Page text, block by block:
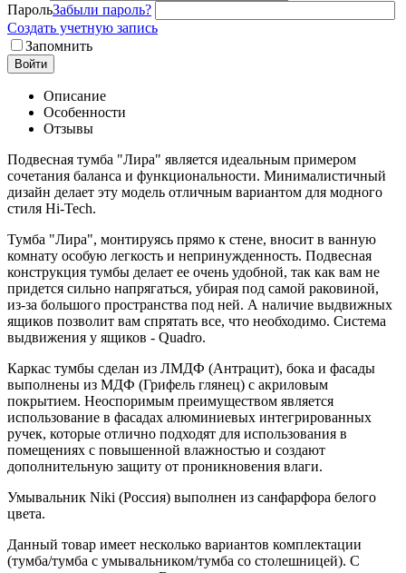
ПарольЗабыли пароль?
Создать учетную запись
Запомнить
Войти
Описание
Особенности
Отзывы
Подвесная тумба "Лира" является идеальным примером
сочетания баланса и функциональности. Минималистичный
дизайн делает эту модель отличным вариантом для модного
стиля Hi-Tech.
Тумба "Лира", монтируясь прямо к стене, вносит в ванную
комнату особую легкость и непринужденность. Подвесная
конструкция тумбы делает ее очень удобной, так как вам не
придется сильно напрягаться, убирая под самой раковиной,
из-за большого пространства под ней. А наличие выдвижных
ящиков позволит вам спрятать все, что необходимо. Система
выдвижения у ящиков - Quadro.
Каркас тумбы сделан из ЛМДФ (Антрацит), бока и фасады
выполнены из МДФ (Грифель глянец) с акриловым
покрытием. Неоспоримым преимуществом является
использование в фасадах алюминиевых интегрированных
ручек, которые отлично подходят для использования в
помещениях с повышенной влажностью и создают
дополнительную защиту от проникновения влаги.
Умывальник Niki (Россия) выполнен из санфарфора белого
цвета.
Данный товар имеет несколько вариантов комплектации
(тумба/тумба с умывальником/тумба со столешницей). С